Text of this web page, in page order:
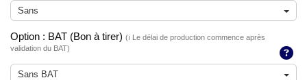
Sans
Option : BAT (Bon à tirer) (ℹ️ Le délai de production commence après
validation du BAT)
Sans BAT